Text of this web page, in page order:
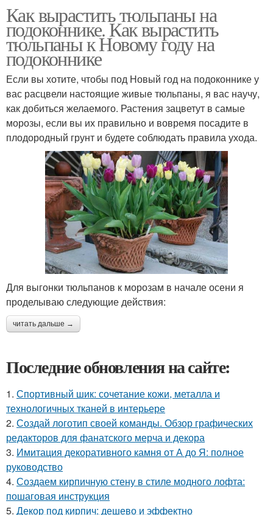
Как вырастить тюльпаны на
подоконнике. Как вырастить
тюльпаны к Новому году на
подоконнике
Если вы хотите, чтобы под Новый год на подоконнике у
вас расцвели настоящие живые тюльпаны, я вас научу,
как добиться желаемого. Растения зацветут в самые
морозы, если вы их правильно и вовремя посадите в
плодородный грунт и будете соблюдать правила ухода.
Для выгонки тюльпанов к морозам в начале осени я
проделываю следующие действия:
читать дальше →
Последние обновления на сайте:
1. Спортивный шик: сочетание кожи, металла и
технологичных тканей в интерьере
2. Создай логотип своей команды. Обзор графических
редакторов для фанатского мерча и декора
3. Имитация декоративного камня от А до Я: полное
руководство
4. Создаем кирпичную стену в стиле модного лофта:
пошаговая инструкция
5. Декор под кирпич: дешево и эффектно